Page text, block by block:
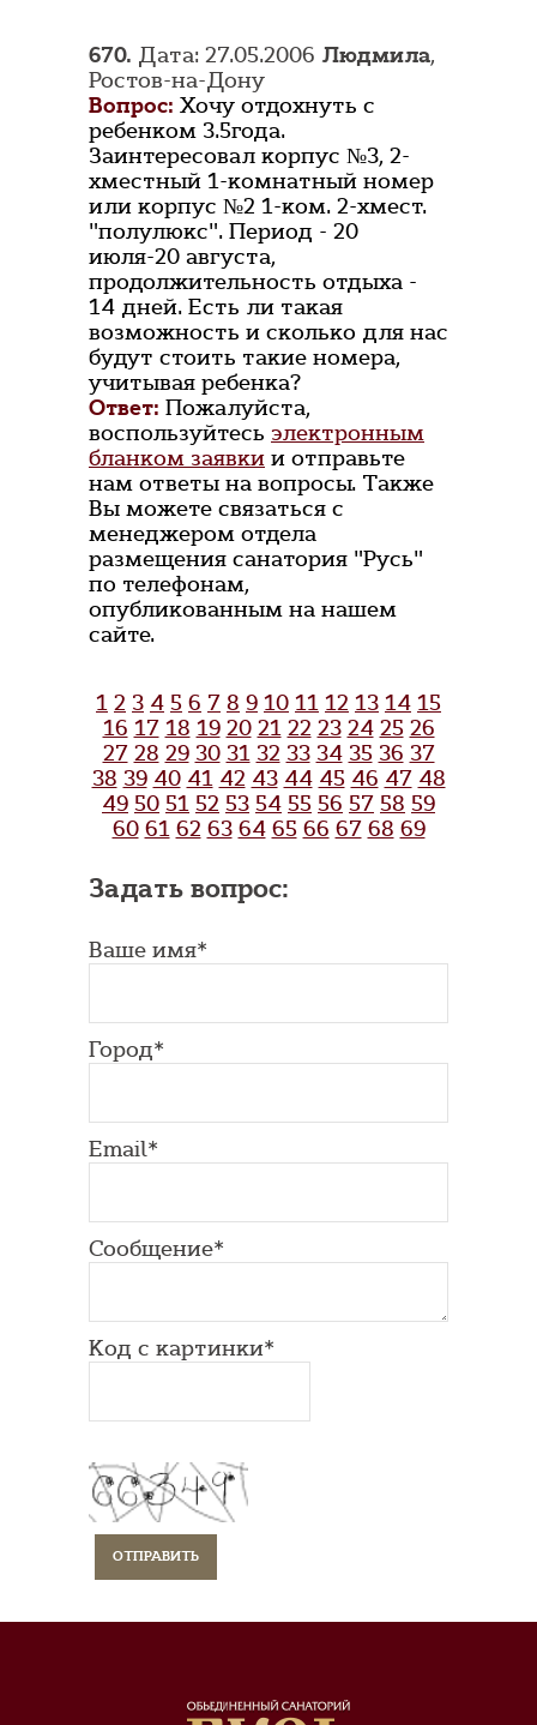
670. Дата: 27.05.2006 Людмила,
Ростов-на-Дону
Вопрос: Хочу отдохнуть с
ребенком 3.5года.
Заинтересовал корпус №3, 2-
хместный 1-комнатный номер
или корпус №2 1-ком. 2-хмест.
"полулюкс". Период - 20
июля-20 августа,
продолжительность отдыха -
14 дней. Есть ли такая
возможность и сколько для нас
будут стоить такие номера,
учитывая ребенка?
Ответ: Пожалуйста,
воспользуйтесь электронным
бланком заявки и отправьте
нам ответы на вопросы. Также
Вы можете связаться с
менеджером отдела
размещения санатория "Русь"
по телефонам,
опубликованным на нашем
сайте.
1 2 3 4 5 6 7 8 9 10 11 12 13 14 15
16 17 18 19 20 21 22 23 24 25 26
27 28 29 30 31 32 33 34 35 36 37
38 39 40 41 42 43 44 45 46 47 48
49 50 51 52 53 54 55 56 57 58 59
60 61 62 63 64 65 66 67 68 69
Задать вопрос:
Ваше имя*
Город*
Email*
Сообщение*
Код с картинки*